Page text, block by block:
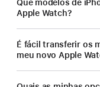
Que modelos de
Apple Watch?
É fácil transferir os
meu novo Apple